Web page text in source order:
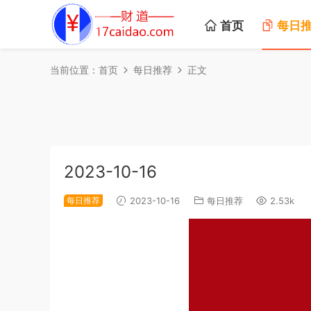
首页 每日
当前位置： 首页 每日推荐 正文
2023-10-16
每日推荐 2023-10-16 每日推荐 2.53k